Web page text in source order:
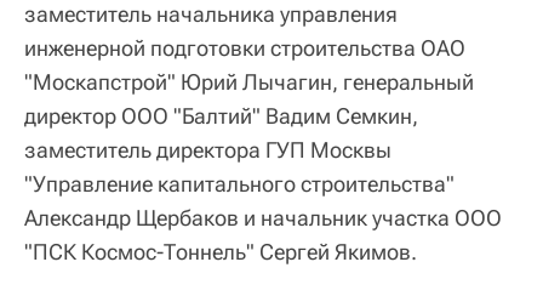
заместитель начальника управления
инженерной подготовки строительства ОАО
"Москапстрой" Юрий Лычагин, генеральный
директор ООО "Балтий" Вадим Семкин,
заместитель директора ГУП Москвы
"Управление капитального строительства"
Александр Щербаков и начальник участка ООО
"ПСК Космос-Тоннель" Сергей Якимов.